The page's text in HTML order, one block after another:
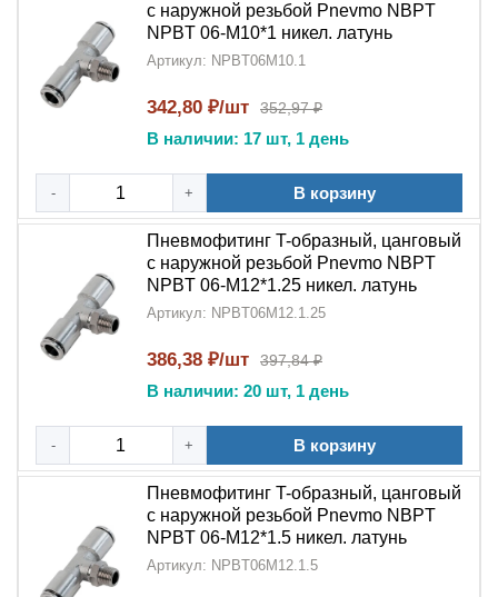
с наружной резьбой Pnevmo NBPT
NPBT 06-M10*1 никел. латунь
Артикул: NPBT06M10.1
342,80 ₽/шт 352,97 ₽
В наличии: 17 шт, 1 день
- + В корзину
Пневмофитинг T-образный, цанговый
с наружной резьбой Pnevmo NBPT
NPBT 06-M12*1.25 никел. латунь
Артикул: NPBT06M12.1.25
386,38 ₽/шт 397,84 ₽
В наличии: 20 шт, 1 день
- + В корзину
Пневмофитинг T-образный, цанговый
с наружной резьбой Pnevmo NBPT
NPBT 06-M12*1.5 никел. латунь
Артикул: NPBT06M12.1.5